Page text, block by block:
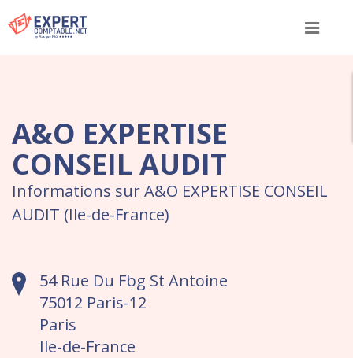
Menu
A&O EXPERTISE
CONSEIL AUDIT
Informations sur A&O EXPERTISE CONSEIL
AUDIT (Ile-de-France)
54 Rue Du Fbg St Antoine
75012 Paris-12
Paris
Ile-de-France